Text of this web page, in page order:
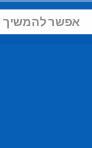
אפשר להמשיך